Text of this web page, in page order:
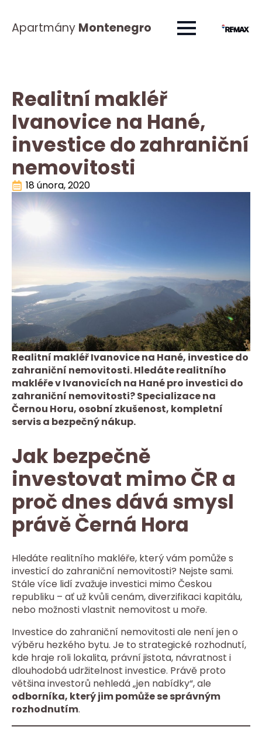
Apartmány Montenegro
Realitní makléř
Ivanovice na Hané,
investice do zahraniční
nemovitosti
18 února, 2020
Realitní makléř Ivanovice na Hané, investice do
zahraniční nemovitosti. Hledáte realitního
makléře v Ivanovicích na Hané pro investici do
zahraniční nemovitosti? Specializace na
Černou Horu, osobní zkušenost, kompletní
servis a bezpečný nákup.
Jak bezpečně
investovat mimo ČR a
proč dnes dává smysl
právě Černá Hora
Hledáte realitního makléře, který vám pomůže s
investicí do zahraniční nemovitosti? Nejste sami.
Stále více lidí zvažuje investici mimo Českou
republiku – ať už kvůli cenám, diverzifikaci kapitálu,
nebo možnosti vlastnit nemovitost u moře.
Investice do zahraniční nemovitosti ale není jen o
výběru hezkého bytu. Je to strategické rozhodnutí,
kde hraje roli lokalita, právní jistota, návratnost i
dlouhodobá udržitelnost investice. Právě proto
většina investorů nehledá „jen nabídky“, ale
odborníka, který jim pomůže se správným
rozhodnutím.